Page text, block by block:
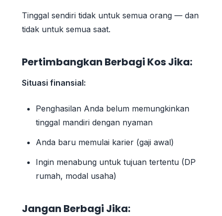
Tinggal sendiri tidak untuk semua orang — dan
tidak untuk semua saat.
Pertimbangkan Berbagi Kos Jika:
Situasi finansial:
Penghasilan Anda belum memungkinkan
tinggal mandiri dengan nyaman
Anda baru memulai karier (gaji awal)
Ingin menabung untuk tujuan tertentu (DP
rumah, modal usaha)
Jangan Berbagi Jika: